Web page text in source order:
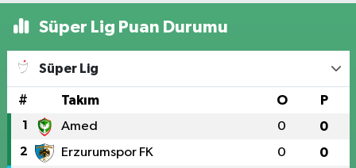
Süper Lig Puan Durumu
Süper Lig
# Takım O P
1 Amed 0 0
2 Erzurumspor FK 0 0